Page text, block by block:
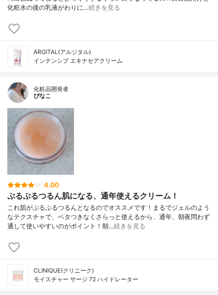
化粧水の後の乳液がわりに…続きを見る
ARGITAL(アルジタル)
インテンシブ エキナセアクリーム
化粧品開発者
ぴなこ
4.00
ぷるぷるつるん肌になる、通年使えるクリーム！
これ肌がぷるぷるつるんとなるのでオススメです！まるでジェルのよう
なテクスチャで、ベタつきなくさらっと使えるから、通年、朝夜問わず
通して使いやすいのがポイント！朝…続きを見る
CLINIQUE(クリニーク)
モイスチャー サージ 72 ハイドレーター